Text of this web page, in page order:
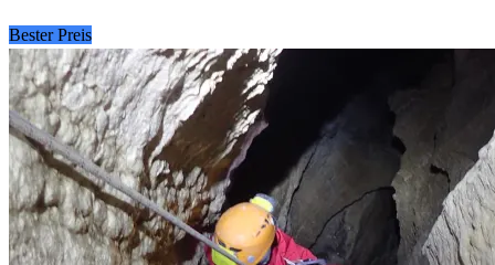
Bester Preis